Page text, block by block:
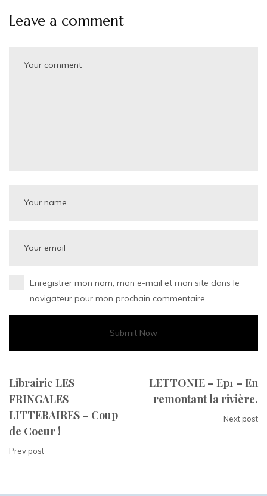
Leave a comment
Enregistrer mon nom, mon e-mail et mon site dans le
navigateur pour mon prochain commentaire.
Librairie LES
FRINGALES
LITTERAIRES – Coup
de Coeur !
Prev post
LETTONIE – Ep1 – En
remontant la rivière.
Next post